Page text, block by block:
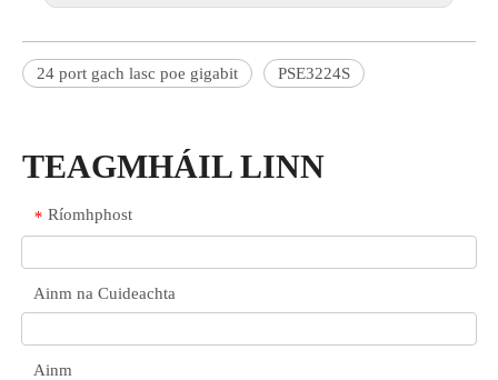
24 port gach lasc poe gigabit PSE3224S
TEAGMHÁIL LINN
* Ríomhphost
Ainm na Cuideachta
Ainm